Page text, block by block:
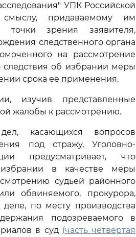
УПК Российской
придаваемому им
точки зрения заявителя,
следственного органа
на рассмотрение
следствия об избрании меры
срока ее применения.
изучив представленные
жалобы к рассмотрению.
касающихся вопросов
под стражу, Уголовно-
предусматривает, что
в качестве меры
судьей районного
обвиняемого, прокурора,
по месту производства
подозреваемого в
в суд (часть четвертая